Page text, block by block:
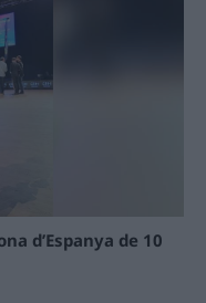
d’Espanya de 10